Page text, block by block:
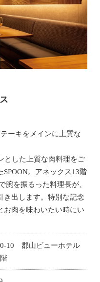
ス
ーキをメインに上質な
とした上質な肉料理をご
。アネックス13階
腕を振るった料理長が、
き出します。特別な記念
お肉を味わいたい時にい
10 郡山ビューホテル